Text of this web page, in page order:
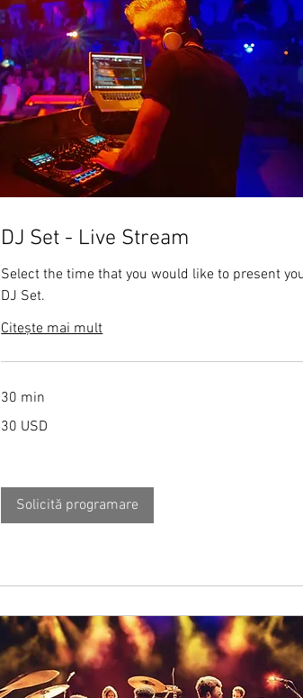
DJ Set - Live Stream
Select the time that you would like to present
DJ Set.
Citește mai mult
30 min
de
30 USD
Solicită programare